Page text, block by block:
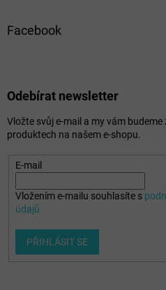
Facebook
Odebírat newsletter
Vložte svůj e-mail a my vám
produktech na našem e-shopu.
E-mail
Vložením e-mailu souhlasíte s
údajů
PŘIHLÁSIT SE